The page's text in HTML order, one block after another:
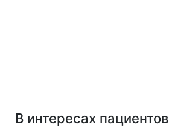
В интересах пациентов